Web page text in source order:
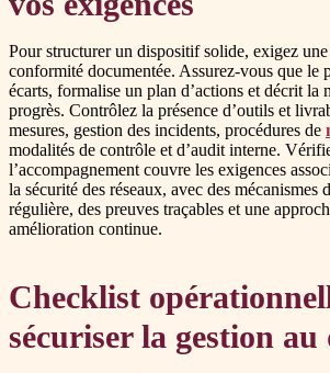
Pour structurer un dispositif solide, exigez
conformité documentée. Assurez-vous que le
écarts, formalise un plan d’actions et décrit la
progrès. Contrôlez la présence d’outils et
mesures, gestion des incidents, procédures de
modalités de contrôle et d’audit interne.
l’accompagnement couvre les exigences
la sécurité des réseaux, avec des mécanismes
régulière, des preuves traçables et une
amélioration continue.
Checklist
sécuriser la gestion